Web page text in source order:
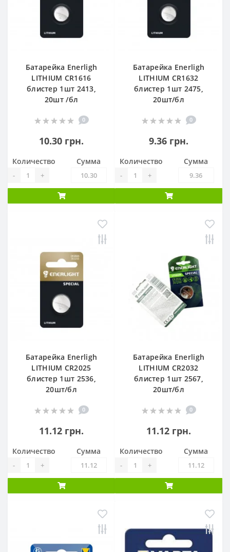
Батарейка Enerligh
LITHIUM CR1616
блистер 1шт 2413,
20шт /бл
0
10.30 грн.
Количество
- +
Сумма
Батарейка Enerligh
LITHIUM CR1632
блистер 1шт 2475,
20шт/бл
0
9.36 грн.
Количество
- +
Сумма
Батарейка Enerligh
LITHIUM CR2025
блистер 1шт 2536,
20шт/бл
0
11.12 грн.
Количество
- +
Сумма
Батарейка Enerligh
LITHIUM CR2032
блистер 1шт 2567,
20шт/бл
0
11.12 грн.
Количество
- +
Сумма